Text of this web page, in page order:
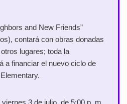
and New Friends”
contará con obras donadas
lugares; toda la
a financiar el nuevo ciclo de
3 de julio, de 5:00 p. m.